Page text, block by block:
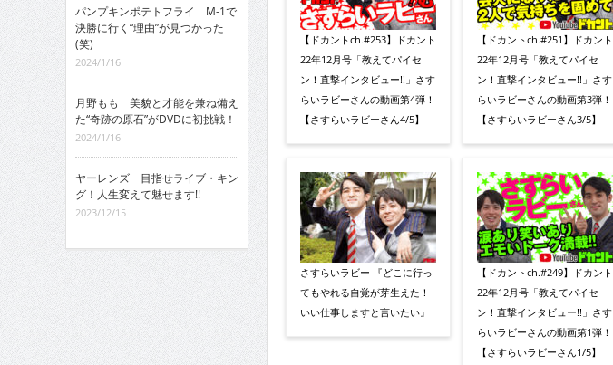
【ドカントch.#253】ドカント
22年12月号「教えてパイセ
ン！直撃インタビュー!!」さす
らいラビーさんの動画第4弾！
【さすらいラビーさん4/5】
さすらいラビー 『どこに行っ
てもやれる自覚が芽生えた！
いい仕事しますと言いたい』
【ドカントch.#251】ドカント
22年12月号「教えてパイセ
ン！直撃インタビュー!!」さす
らいラビーさんの動画第3弾！
【さすらいラビーさん3/5】
【ドカントch.#249】ドカント
22年12月号「教えてパイセ
ン！直撃インタビュー!!」さす
らいラビーさんの動画第1弾！
【さすらいラビーさん1/5】
パンプキンポテトフライ M-1で
決勝に行く“理由”が見つかった
(笑)
2024/1/16
月野もも 美貌と才能を兼ね備え
た“奇跡の原石”がDVDに初挑戦！
2024/1/16
ヤーレンズ 目指せライブ・キン
グ！人生変えて魅せます!!
2023/12/15